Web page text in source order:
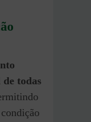
de todas